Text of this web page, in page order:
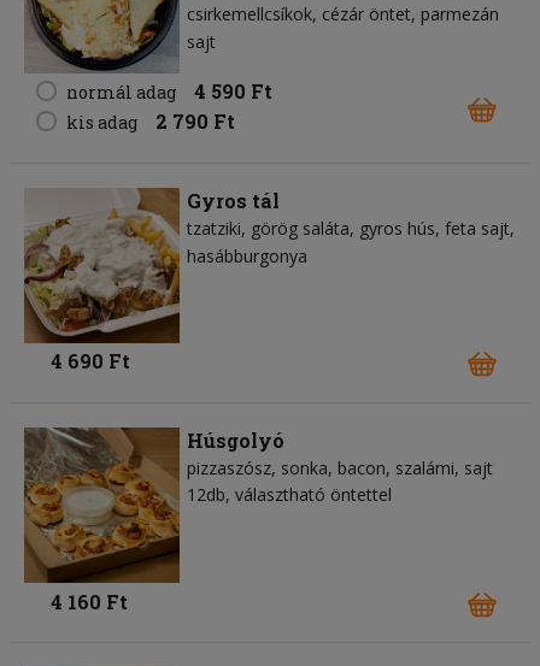
csirkemellcsíkok cézár öntet parmezán
sajt
normál adag 4 590 Ft
kis adag 2 790 Ft
Gyros tál
tzatziki görög saláta gyros hús feta sajt
hasábburgonya
4 690 Ft
Húsgolyó
pizzaszósz sonka bacon szalámi sajt
12db, választható öntettel
4 160 Ft